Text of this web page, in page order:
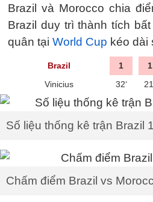
Brazil và Morocco chia
Brazil duy trì thành tích
quân tại World Cup kéo dài
Brazil 1 1
Vinicius
32‘
Số liệu thống kê trận Brazil
Chấm điểm Brazil vs